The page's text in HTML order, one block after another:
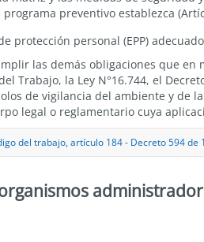
preventivo establezca
protección personal (EPP)
las demás obligaciones que en
Trabajo, la Ley N°16.744, el
de vigilancia del ambiente y de
legal o reglamentario cuya
del trabajo, artículo 184- Decreto 594 de